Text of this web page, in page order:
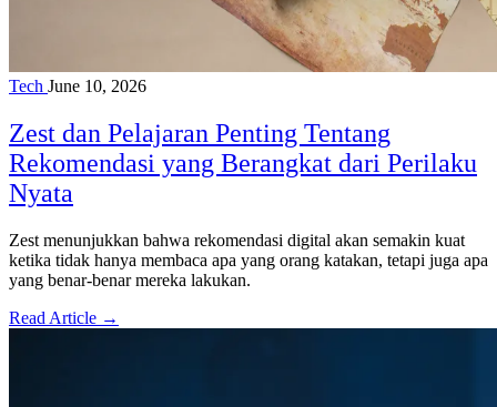
Tech June 10, 2026
Zest dan Pelajaran Penting Tentang
Rekomendasi yang Berangkat dari Perilaku
Nyata
Zest menunjukkan bahwa rekomendasi digital akan semakin kuat
ketika tidak hanya membaca apa yang orang katakan, tetapi juga apa
yang benar-benar mereka lakukan.
Read Article →